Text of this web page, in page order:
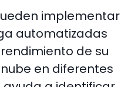
implementar
automatizadas
de su
en diferentes